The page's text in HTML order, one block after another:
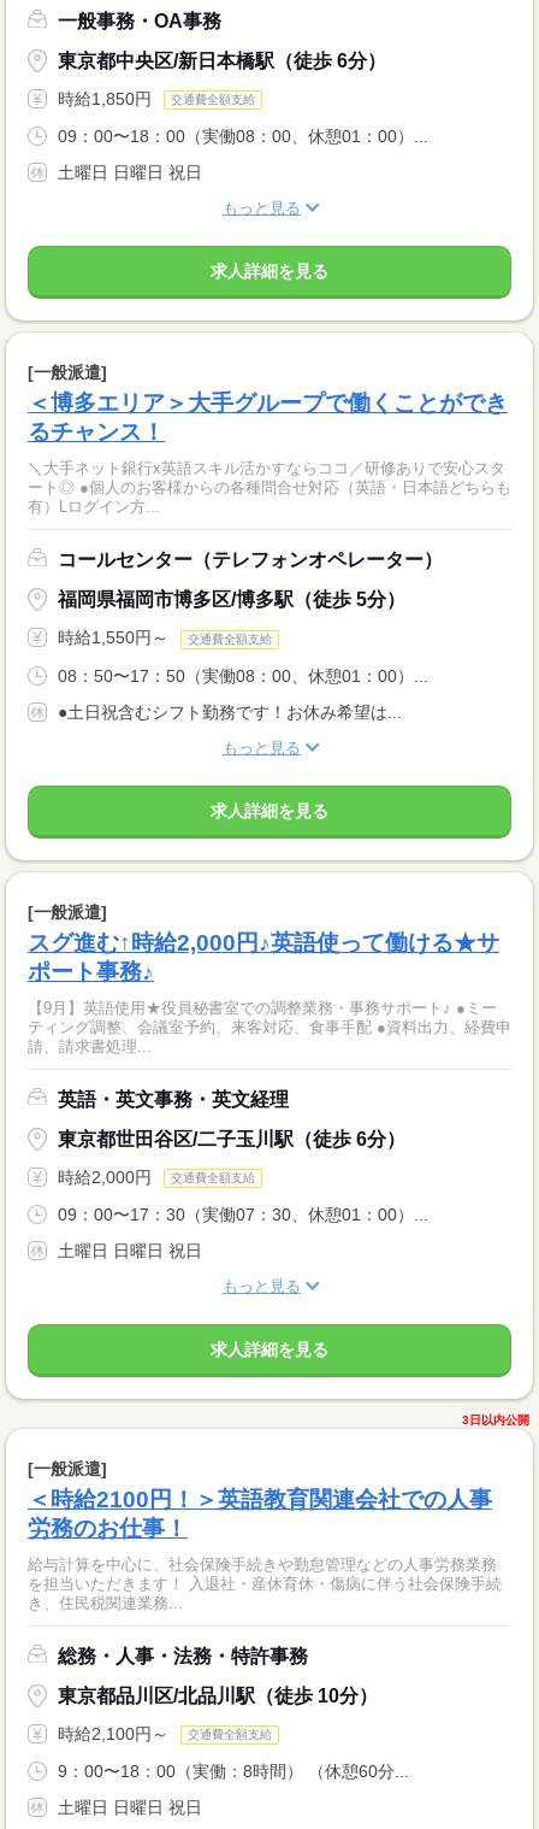
一般事務・OA事務
東京都中央区/新日本橋駅（徒歩 6分）
時給1,850円 交通費全額支給
09：00〜18：00（実働08：00、休憩01：00）...
土曜日 日曜日 祝日
もっと見る
求人詳細を見る
[一般派遣]
＜博多エリア＞大手グループで働くことができ
るチャンス！
＼大手ネット銀行x英語スキル活かすならココ／研修ありで安心スタ
ート◎ ●個人のお客様からの各種問合せ対応（英語・日本語どちらも
有）Lログイン方...
コールセンター（テレフォンオペレーター）
福岡県福岡市博多区/博多駅（徒歩 5分）
時給1,550円～ 交通費全額支給
08：50〜17：50（実働08：00、休憩01：00）...
●土日祝含むシフト勤務です！お休み希望は...
もっと見る
求人詳細を見る
[一般派遣]
スグ進む↑時給2,000円♪英語使って働ける★サ
ポート事務♪
【9月】英語使用★役員秘書室での調整業務・事務サポート♪ ●ミー
ティング調整、会議室予約、来客対応、食事手配 ●資料出力、経費申
請、請求書処理...
英語・英文事務・英文経理
東京都世田谷区/二子玉川駅（徒歩 6分）
時給2,000円 交通費全額支給
09：00〜17：30（実働07：30、休憩01：00）...
土曜日 日曜日 祝日
もっと見る
求人詳細を見る
3日以内公開
[一般派遣]
＜時給2100円！＞英語教育関連会社での人事
労務のお仕事！
給与計算を中心に、社会保険手続きや勤怠管理などの人事労務業務
を担当いただきます！ 入退社・産休育休・傷病に伴う社会保険手続
き、住民税関連業務...
総務・人事・法務・特許事務
東京都品川区/北品川駅（徒歩 10分）
時給2,100円～ 交通費全額支給
9：00〜18：00（実働：8時間） （休憩60分...
土曜日 日曜日 祝日